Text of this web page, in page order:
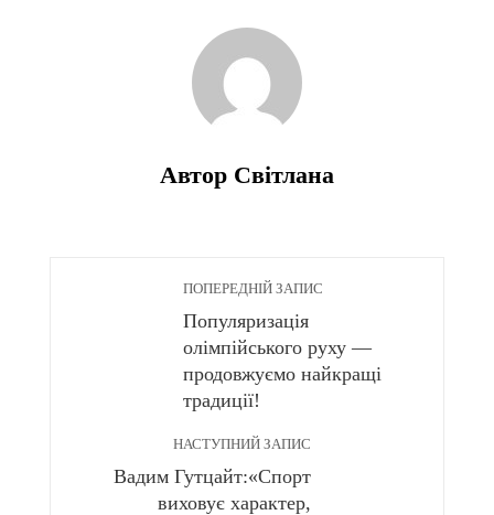
Автор Світлана
ПОПЕРЕДНІЙ ЗАПИС
Популяризація
олімпійського руху —
продовжуємо найкращі
традиції!
НАСТУПНИЙ ЗАПИС
Вадим Гутцайт:«Спорт
виховує характер,